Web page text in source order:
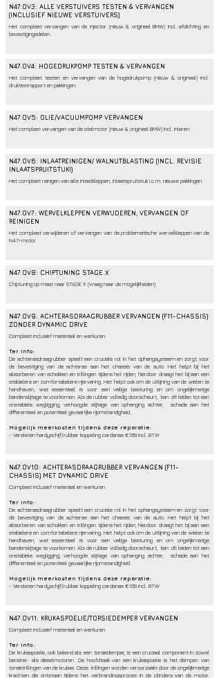
N47 .OV3: ALLE VERSTUIVERS TESTEN & VERVANGEN
(INCLUSIEF NIEUWE VERSTUIVERS)
Het compleet vervangen van de injector (nieuw & origineel BMW) incl. afdichting en
bevestigingsdelen.
N47 .OV4: HOGEDRUKPOMP TESTEN & VERVANGEN
Het compleet testen en vervangen van de hogedrukpomp (nieuw & origineel) incl.
druktestrapport en pakkingen.
N47 .OV5: OLIE/VACUUMPOMP VERVANGEN
Het compleet vervangen van de stelmotor (nieuw & origineel BMW) incl. inleren.
N47 .OV6: INLAATREINIGEN/ WALNUTBLASTING (INCL. REVISIE
INLAATSPRUITSTUK!)
Het compleet reinigen van alle inlaatkleppen, inlaatspruitstuk i.c.m. nieuwe pakkingen.
N47 .OV7: WERVELKLEPPEN VERWIJDEREN, VERVANGEN OF
REINIGEN
Het compleet verwijderen of vervangen van de problematische wervelkleppen van de
N47-motor.
N47 .OV8: CHIPTUNING STAGE X
Chiptuning op maat naar STAGE X (vraag naar de mogelijkheden)
N47.OV9: ACHTERASDRAAGRUBBER VERVANGEN (F11-CHASSIS)
ZONDER DYNAMIC DRIVE
Compleet inclusief materiaal en werkuren.
Ter info:
De achterasdraagrubber speelt een cruciale rol in het ophangsysteem en zorgt voor
de bevestiging van de achteras aan het chassis van de auto. Het helpt bij het
absorberen van schokken en trillingen tijdens het rijden, hierdoor draagt het bij aan een
stabielere en comfortabelere rijervaring. Het helpt ook om de uitlijning van de wielen te
handhaven, wat essentieel is voor een veilige besturing en om ongelijkmatige
bandenslijtage te voorkomen. Als de rubber volledig doorscheurt, kan dit leiden tot een
onstabiele wegligging, verhoogde slijtage van ophanging achter, schade aan het
differentieel en potentieel gevaarlijke rijomstandigheid.
Mogelijk meerkosten tijdens deze reparatie:
- Versleten hardyschijf/rubber koppeling cardanas €169 incl. BTW
N47.OV10: ACHTERASDRAAGRUBBER VERVANGEN (F11-
CHASSIS) MET DYNAMIC DRIVE
Compleet inclusief materiaal en werkuren.
Ter info:
De achterasdraagrubber speelt een cruciale rol in het ophangsysteem en zorgt voor
de bevestiging van de achteras aan het chassis van de auto. Het helpt bij het
absorberen van schokken en trillingen tijdens het rijden, hierdoor draagt het bij aan een
stabielere en comfortabelere rijervaring. Het helpt ook om de uitlijning van de wielen te
handhaven, wat essentieel is voor een veilige besturing en om ongelijkmatige
bandenslijtage te voorkomen. Als de rubber volledig doorscheurt, kan dit leiden tot een
onstabiele wegligging, verhoogde slijtage van ophanging achter, schade aan het
differentieel en potentieel gevaarlijke rijomstandigheid.
Mogelijk meerkosten tijdens deze reparatie:
- Versleten hardyschijf/rubber koppeling cardanas €169 incl. BTW
N47.OV11: KRUKASPOELIE/TORSIEDEMPER VERVANGEN
Compleet inclusief materiaal en werkuren.
Ter info:
De krukaspoelie, ook bekend als een torsiedemper, is een cruciaal component in zowel
benzine- als dieselmotoren. De hoofdtaak van een krukaspoelie is het dempen van
torsietrillingen van de krukas. Deze trillingen worden veroorzaakt door de ongelijkmatige
krachten die ontstaan tijdens het verbrandingsproces in de cilinders van de motor.